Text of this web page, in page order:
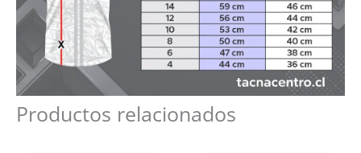
Productos relacionados